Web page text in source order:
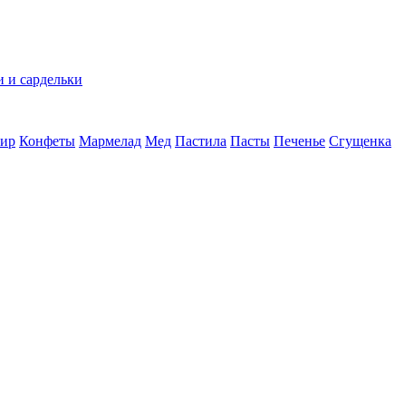
и сардельки
Конфеты Мармелад Мед Пастила Пасты Печенье Сгущенка